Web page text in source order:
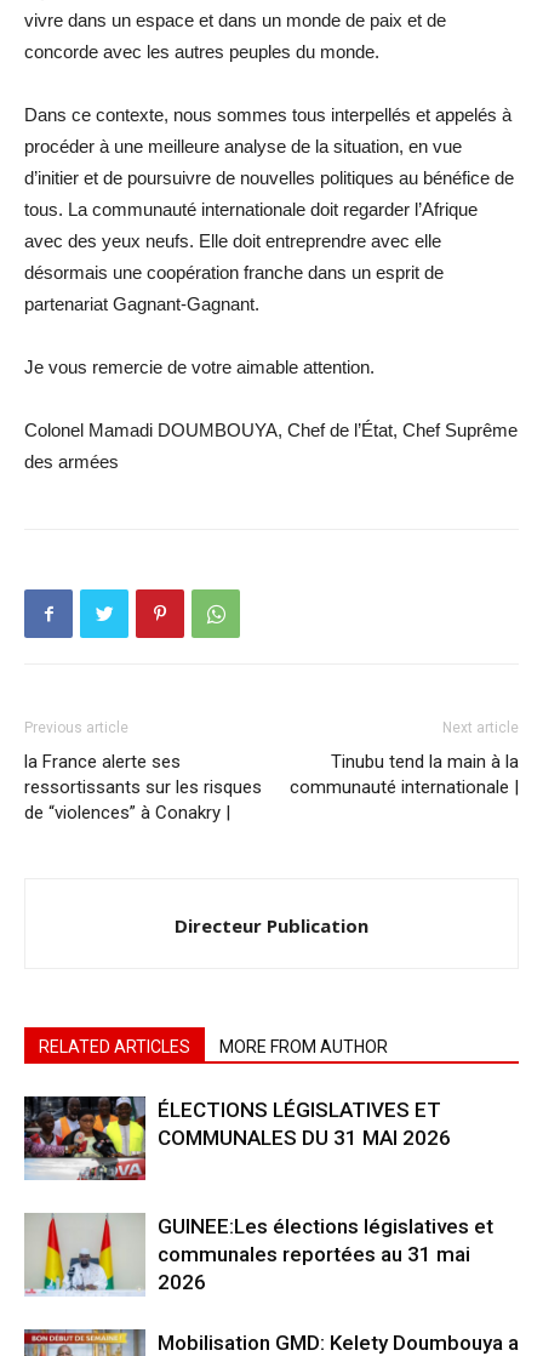
vivre dans un espace et dans un monde de paix et de
concorde avec les autres peuples du monde.
Dans ce contexte, nous sommes tous interpellés et appelés à
procéder à une meilleure analyse de la situation, en vue
d’initier et de poursuivre de nouvelles politiques au bénéfice de
tous. La communauté internationale doit regarder l’Afrique
avec des yeux neufs. Elle doit entreprendre avec elle
désormais une coopération franche dans un esprit de
partenariat Gagnant-Gagnant.
Je vous remercie de votre aimable attention.
Colonel Mamadi DOUMBOUYA, Chef de l’État, Chef Suprême
des armées
Previous article
la France alerte ses
ressortissants sur les risques
de “violences” à Conakry |
Next article
Tinubu tend la main à la
communauté internationale |
Directeur Publication
RELATED ARTICLES MORE FROM AUTHOR
ÉLECTIONS LÉGISLATIVES ET
COMMUNALES DU 31 MAI 2026
GUINEE:Les élections législatives et
communales reportées au 31 mai
2026
Mobilisation GMD: Kelety Doumbouya a